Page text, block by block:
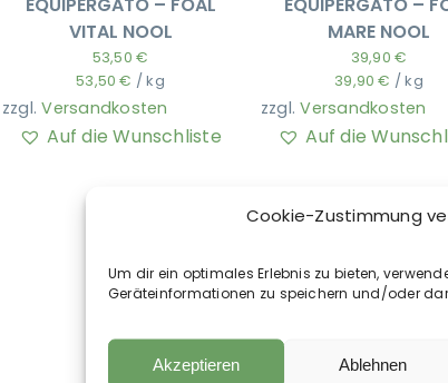
Cookie-Zustimmung
Um dir ein optimales Erlebnis zu bieten,
Geräteinformationen zu speichern und/oder
Akzeptieren Ablehnen
VITAL NOOL
53,50€
53,50€ /kg
zzgl.Versandkosten
Auf die Wunschliste
MARE NOOL
39,90€
39,90€ /kg
zzgl.Versandkosten
Auf die